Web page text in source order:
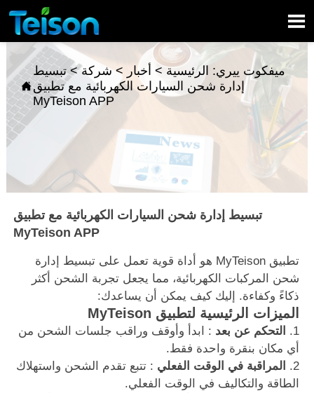


ميفكوت ييري: الرئيسية > أخبار >شركة>تبسيط
إدارة شحن السيارات الكهربائية مع تطبيق
MyTeison APP
تبسيط إدارة شحن السيارات الكهربائية مع تطبيق
MyTeison APP
تطبيق MyTeison هو أداة قوية تعمل على تبسيط إدارة
شحن المركبات الكهربائية، مما يجعل تجربة الشحن أكثر
ذكاءً وكفاءة. إليك كيف يمكن أن يساعدك:
الميزات الرئيسية لتطبيق MyTeison
التحكم عن بعد : ابدأ وأوقف وراقب جلسات الشحن من
أي مكان بنقرة واحدة فقط.
المراقبة في الوقت الفعلي : تتبع تقدم الشحن واستهلاك
الطاقة والتكاليف في الوقت الفعلي.